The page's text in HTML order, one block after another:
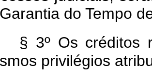
do Tempo
§ 3º Os créditos
privilégios